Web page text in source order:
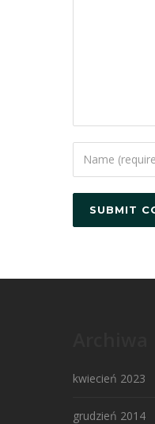
kwiecień 2023
grudzień 2014